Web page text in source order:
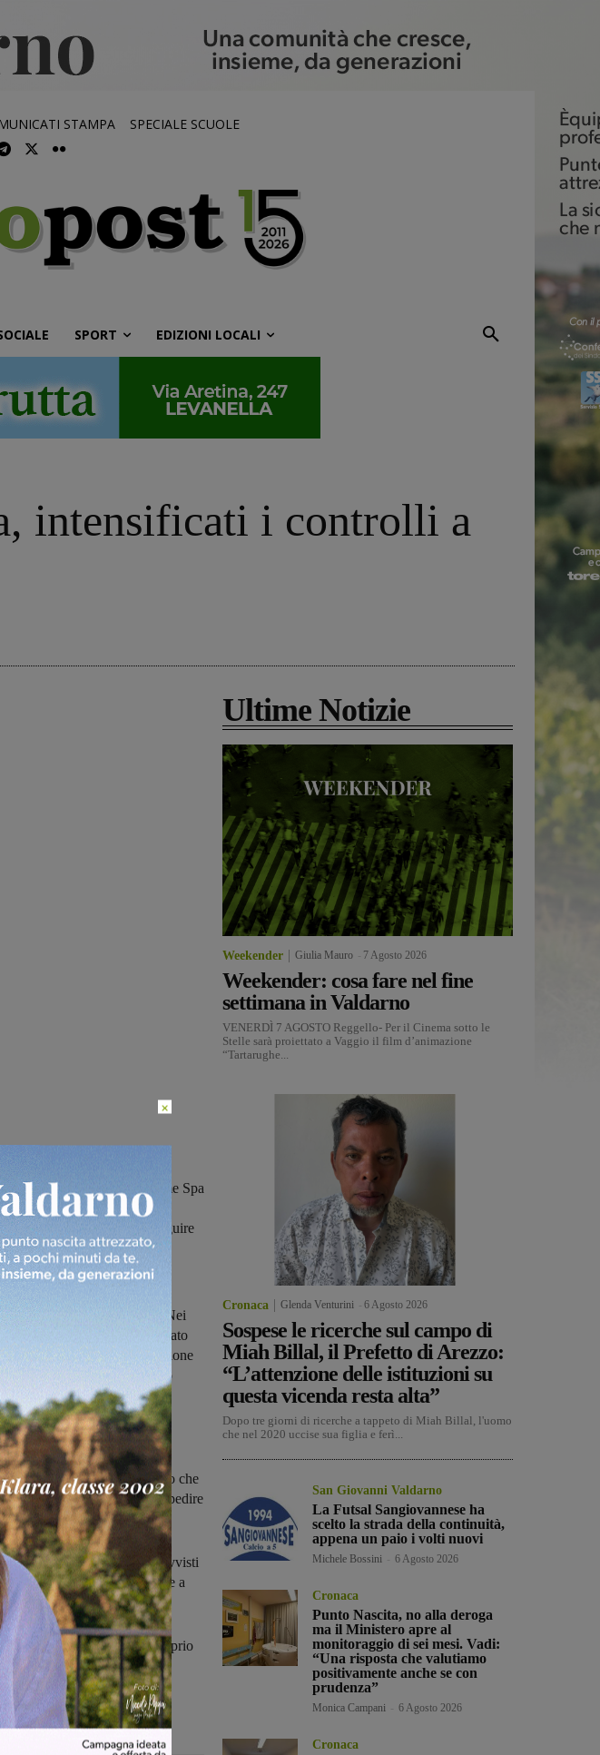
STAMPA SPECIALE SCUOLE
SPORT EDIZIONI LOCALI
intensificati i controlli a
Regione Toscana, la Tiemme Spa
a bordo: per chi non ha il
non sarà possibile proseguire
di linea, a partire da
fra cui Etruria Mobilità.
Nei
su alcune linee, sarà attivato
il fenomeno dell'evasione
tutti gli utenti che acquistano
la nuova normativa
Toscana, che prevede
con multe più care per coloro che
ma arriva anche a impedire
ai viaggiatoriche, sprovvisti
ad acquistarlo direttamente a
le norme.
o scaricando sul proprio
Mobile è possibile
dall'azienda per facilitare
strumenti innovativi.
Ultime Notizie
Weekender Giulia Mauro 7 Agosto 2026
Weekender: cosa fare nel fine
settimana in Valdarno
VENERDÌ 7 AGOSTO Reggello- Per il Cinema sotto le
Stelle sarà proiettato a Vaggio il film d’animazione
“Tartarughe...
Cronaca Glenda Venturini 6 Agosto 2026
Sospese le ricerche sul campo di
Miah Billal, il Prefetto di Arezzo:
“L’attenzione delle istituzioni su
questa vicenda resta alta”
Dopo tre giorni di ricerche a tappeto di Miah Billal, l'uomo
che nel 2020 uccise sua figlia e ferì...
San Giovanni Valdarno
La Futsal Sangiovannese ha
scelto la strada della continuità,
appena un paio i volti nuovi
Michele Bossini 6 Agosto 2026
Cronaca
Punto Nascita, no alla deroga
ma il Ministero apre al
monitoraggio di sei mesi. Vadi:
“Una risposta che valutiamo
positivamente anche se con
prudenza”
Monica Campani 6 Agosto 2026
Cronaca
×